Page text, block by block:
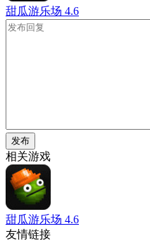
甜瓜游乐场 4.6
发布
相关游戏
甜瓜游乐场 4.6
友情链接